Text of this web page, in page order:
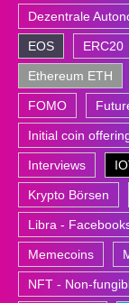
Dezentrale
EOS ERC20
Ethereum ETH
FOMO
Initial coin
Interviews
Krypto Börsen
Libra -
Memecoins
NFT - Non-